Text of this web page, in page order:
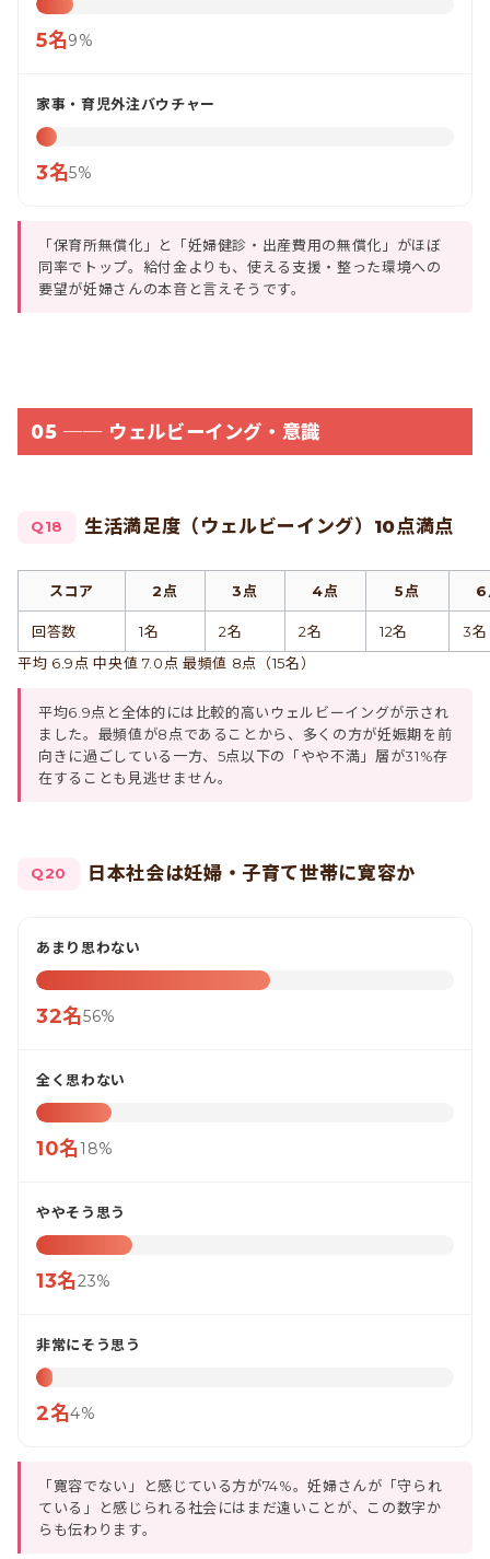
5名9%
家事・育児外注バウチャー
3名5%
「保育所無償化」と「妊婦健診・出産費用の無償化」がほぼ
同率でトップ。給付金よりも、使える支援・整った環境への
要望が妊婦さんの本音と言えそうです。
05 ── ウェルビーイング・意識
Q18 生活満足度（ウェルビーイング）10点満点
スコア 2点 3点 4点 5点 6
回答数 1名 2名 2名 12名
3名
平均 6.9点 中央値 7.0点 最頻値 8点（15名）
平均6.9点と全体的には比較的高いウェルビーイングが示され
ました。最頻値が8点であることから、多くの方が妊娠期を前
向きに過ごしている一方、5点以下の「やや不満」層が31%存
在することも見逃せません。
Q20 日本社会は妊婦・子育て世帯に寛容か
あまり思わない
32名56%
全く思わない
10名18%
ややそう思う
13名23%
非常にそう思う
2名4%
「寛容でない」と感じている方が74%。妊婦さんが「守られ
ている」と感じられる社会にはまだ遠いことが、この数字か
らも伝わります。